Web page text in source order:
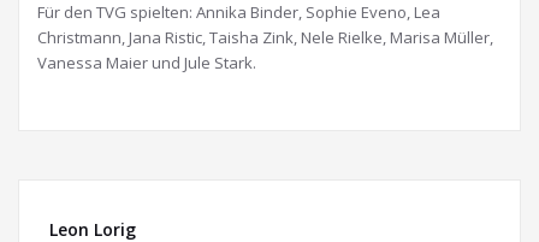
Für den TVG spielten: Annika Binder, Sophie Eveno, Lea
Christmann, Jana Ristic, Taisha Zink, Nele Rielke, Marisa Müller,
Vanessa Maier und Jule Stark.
Leon Lorig